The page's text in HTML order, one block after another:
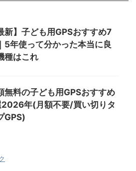
新】子ども用GPSおすすめ7
5年使って分かった本当に良
種はこれ
無料の子ども用GPSおすすめ
年(月額不要/買い切りタ
GPS)